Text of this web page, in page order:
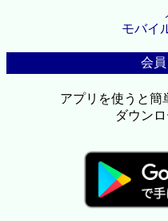
モバイ
会
アプリを使うと簡
ダウン